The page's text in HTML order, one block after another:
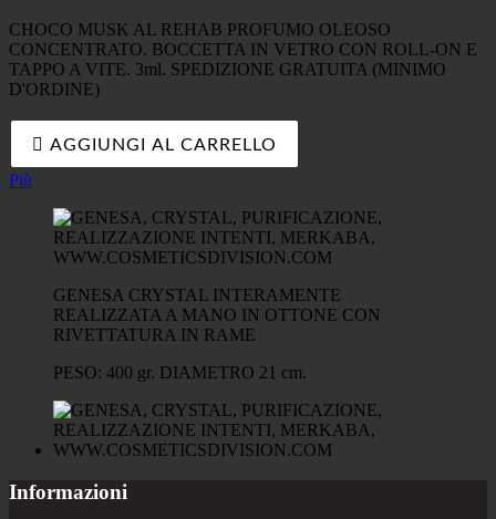
CHOCO MUSK AL REHAB PROFUMO OLEOSO
CONCENTRATO. BOCCETTA IN VETRO CON ROLL-ON E
TAPPO A VITE. 3ml. SPEDIZIONE GRATUITA (MINIMO
D'ORDINE)
AGGIUNGI AL CARRELLO
Più
GENESA CRYSTAL INTERAMENTE
REALIZZATA A MANO IN OTTONE CON
RIVETTATURA IN RAME
PESO: 400 gr. DIAMETRO 21 cm.
Informazioni